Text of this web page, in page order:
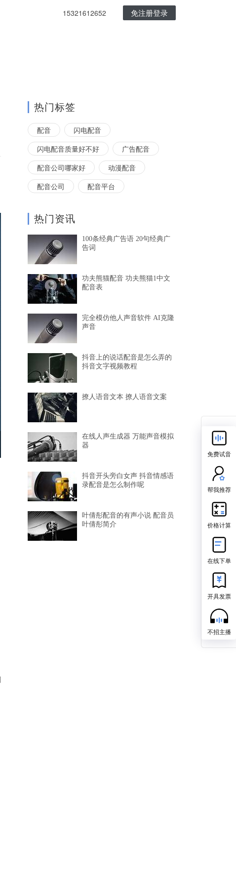
15321612652 免注册登录
热门标签
配音
闪电配音
闪电配音质量好不好
广告配音
配音公司哪家好
动漫配音
配音公司
配音平台
热门资讯
100条经典广告语 20句经典广
告词
功夫熊猫配音 功夫熊猫1中文
配音表
完全模仿他人声音软件 AI克隆
声音
抖音上的说话配音是怎么弄的
抖音文字视频教程
撩人语音文本 撩人语音文案
在线人声生成器 万能声音模拟
器
抖音开头旁白女声 抖音情感语
录配音是怎么制作呢
叶倩彤配音的有声小说 配音员
叶倩彤简介
免费试音
帮我推荐
价格计算
在线下单
开具发票
不招主播